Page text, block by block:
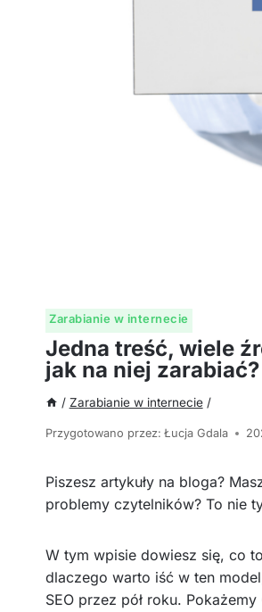
Zarabianie w internecie
Jedna treść, wiele
jak na niej zarabiać?
/ Zarabianie w internecie /
Przygotowano przez: Łucja Gdala
Piszesz artykuły na bloga?
problemy czytelników? To nie
W tym wpisie dowiesz się, co
dlaczego warto iść w ten
SEO przez pół roku.